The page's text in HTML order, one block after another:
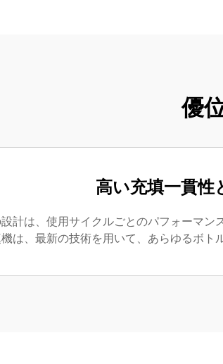
優
高い充填一貫性
計は、使用サイクルごとのパフォーマ
は、最新の技術を用いて、あらゆるボ